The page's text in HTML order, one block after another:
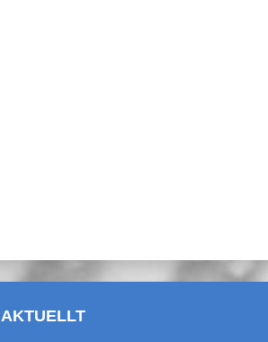
AKTUELLT